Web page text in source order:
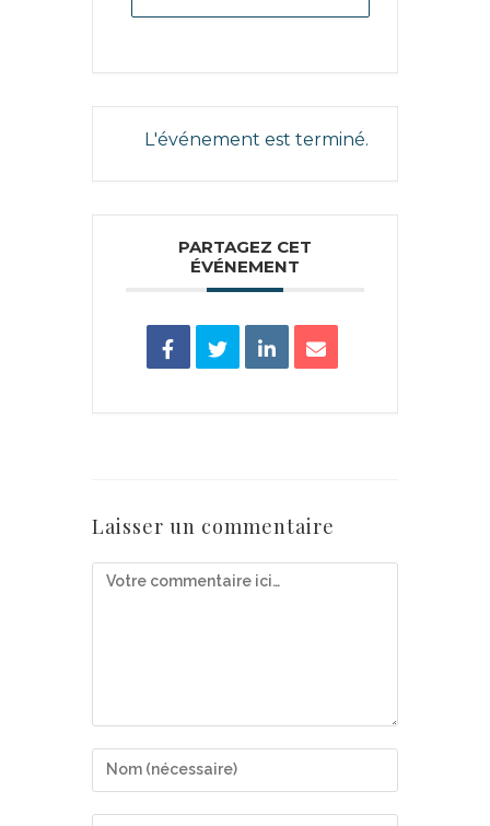
L'événement est terminé.
PARTAGEZ CET
ÉVÉNEMENT
Laisser un commentaire